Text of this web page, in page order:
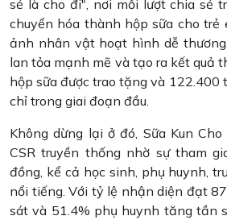
sẻ là cho đi", nơi mỗi lượt chia sẻ
chuyển hóa thành hộp sữa cho trẻ
ảnh nhân vật hoạt hình dễ
lan tỏa mạnh mẽ và tạo ra kết quả
hộp sữa được trao tặng và 122.400
chỉ trong giai đoạn đầu.
Không dừng lại ở đó, Sữa Kun
CSR truyền thống nhờ sự tham
đồng, kể cả học sinh, phụ huynh,
nổi tiếng. Với tỷ lệ nhận diện đạt
sát và 51.4% phụ huynh tăng tần